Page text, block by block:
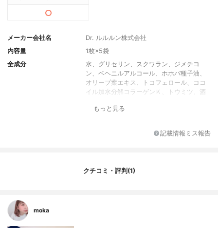
メーカー会社名
Dr. ルルルン株式会社
内容量
1枚×5袋
全成分
水、グリセリン、スクワラン、ジメチコ
ン、ベヘニルアルコール、ホホバ種子油、
オリーブ葉エキス、トコフェロール、ココ
イル加水分解コラーゲンＫ、トウミツ、酒
ルビル、水添ナタネ油アルコール、トリポ
リチル、ステアロイルメチルタウリンＮ
ａ、バチルアルコール、ステアリン酸、ラ
ａ、キサンタンガム、クエン酸Ｎａ、クエ
ン酸、メチルパラベン、フェノキシエタノ
製造国
もっと見る
記載情報ミス報告
クチコミ・評判(1)
moka